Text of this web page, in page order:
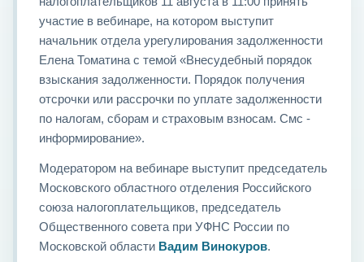
участие в вебинаре, на котором выступит
начальник отдела урегулирования задолженности
Елена Томатина с темой «Внесудебный порядок
взыскания задолженности. Порядок получения
отсрочки или рассрочки по уплате задолженности
по налогам, сборам и страховым взносам. Смс -
информирование».
Модератором на вебинаре выступит председатель
Московского областного отделения Российского
союза налогоплательщиков, председатель
Общественного совета при УФНС России по
Московской области Вадим Винокуров.